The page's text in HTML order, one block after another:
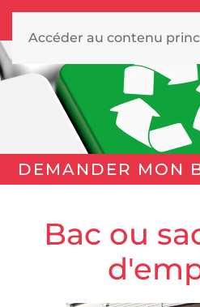
Accéder au contenu
DEMANDER MON
Bac ou